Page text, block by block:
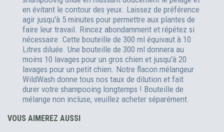
en évitant le contour des yeux. Laissez de préférence
agir jusqu'à 5 minutes pour permettre aux plantes de
faire leur travail. Rincez abondamment et répétez si
nécessaire. Cette bouteille de 300 ml équivaut à 10
Litres diluée. Une bouteille de 300 ml donnera au
moins 10 lavages pour un gros chien et jusqu'à 20
lavages pour un petit chien. Notre flacon mélangeur
WildWash donne tous nos taux de dilution et fait
durer votre shampooing longtemps ! Bouteille de
mélange non incluse, veuillez acheter séparément.
VOUS AIMEREZ AUSSI